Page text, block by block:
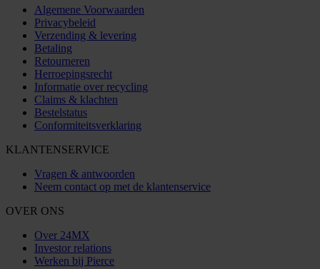
Algemene Voorwaarden
Privacybeleid
Verzending & levering
Betaling
Retourneren
Herroepingsrecht
Informatie over recycling
Claims & klachten
Bestelstatus
Conformiteitsverklaring
KLANTENSERVICE
Vragen & antwoorden
Neem contact op met de klantenservice
OVER ONS
Over 24MX
Investor relations
Werken bij Pierce